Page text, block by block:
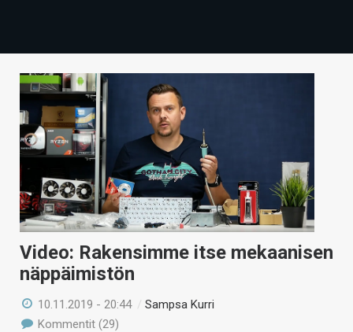
TECHBBS
TIETOA
HINTA.FI
KAUPPA
VAIHDA TEEMA
HAKU
Video: Rakensimme itse mekaanisen
näppäimistön
10.11.2019 - 20:44 /Sampsa Kurri
Kommentit (29)